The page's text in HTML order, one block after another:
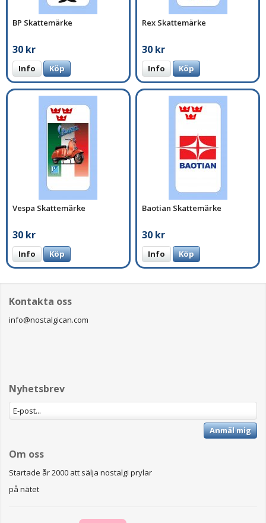
BP Skattemärke
30 kr
Info Köp
Rex Skattemärke
30 kr
Info Köp
Vespa Skattemärke
30 kr
Info Köp
Baotian Skattemärke
30 kr
Info Köp
Kontakta oss
info@nostalgican.com
Nyhetsbrev
Anmäl mig
Om oss
Startade år 2000 att sälja nostalgi prylar
på nätet